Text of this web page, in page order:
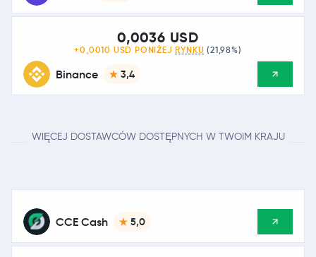
Binance 3,4
0,0036 USD
+0,0010 USD PONIŻEJ RYNKU (21,98%)
WIĘCEJ DOSTAWCÓW DOSTĘPNYCH W TWOIM KRAJU
CCE Cash 5,0